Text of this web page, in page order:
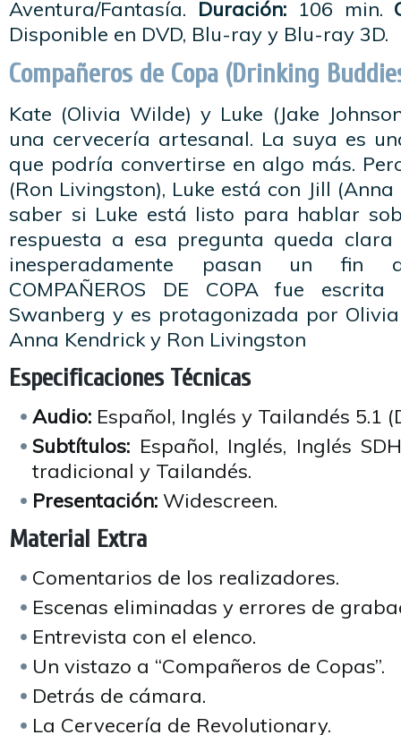
Aventura/Fantasía. Duración:106 min.
Disponible en DVD, Blu-ray y Blu-ray 3D.
Compañeros de Copa (Drinking
Kate (Olivia Wilde) y Luke (Jake
una cervecería artesanal. La suya es
que podría convertirse en algo más.
(Ron Livingston), Luke está con Jill
saber si Luke está listo para hablar
respuesta a esa pregunta queda
inesperadamente pasan un fin
COMPAÑEROS DE COPA fue
Swanberg y es protagonizada por Olivia
Anna Kendrick y Ron Livingston
Especificaciones Técnicas
Audio: Español, Inglés y Tailandés 5.1
Subtítulos: Español, Inglés, Inglés
tradicional y Tailandés.
Presentación: Widescreen.
Material Extra
Comentarios de los realizadores.
Escenas eliminadas y errores de
Entrevista con el elenco.
Un vistazo a “Compañeros de Copas”.
Detrás de cámara.
La Cervecería de Revolutionary.